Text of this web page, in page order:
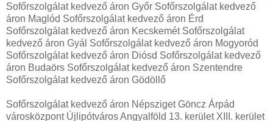
Sofőrszolgálat kedvező áron Győr Sofőrszolgálat kedvező
áron Maglód Sofőrszolgálat kedvező áron Érd
Sofőrszolgálat kedvező áron Kecskemét Sofőrszolgálat
kedvező áron Gyál Sofőrszolgálat kedvező áron Mogyoród
Sofőrszolgálat kedvező áron Diósd Sofőrszolgálat kedvező
áron Budaörs Sofőrszolgálat kedvező áron Szentendre
Sofőrszolgálat kedvező áron Gödöllő
Sofőrszolgálat kedvező áron Népsziget Göncz Árpád
városközpont Újlipótváros Angyalföld 13. kerület XIII. kerület